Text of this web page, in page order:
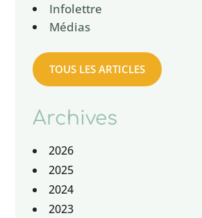
Infolettre
Médias
TOUS LES ARTICLES
Archives
2026
2025
2024
2023